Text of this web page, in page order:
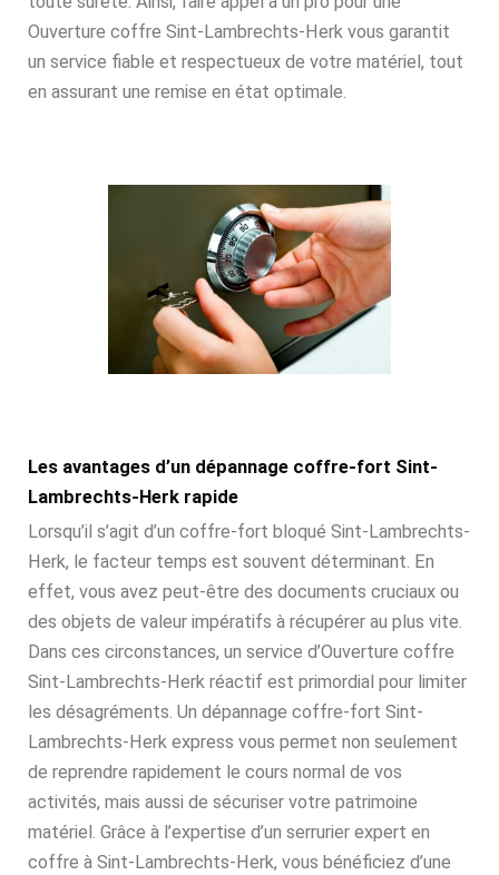
Ouverture coffre Sint-Lambrechts-Herk vous garantit
un service fiable et respectueux de votre matériel, tout
en assurant une remise en état optimale.
Les avantages d’un dépannage coffre-fort Sint-
Lambrechts-Herk rapide
Lorsqu’il s’agit d’un coffre-fort bloqué Sint-Lambrechts-
Herk, le facteur temps est souvent déterminant. En
effet, vous avez peut-être des documents cruciaux ou
des objets de valeur impératifs à récupérer au plus vite.
Dans ces circonstances, un service d’Ouverture coffre
Sint-Lambrechts-Herk réactif est primordial pour limiter
les désagréments. Un dépannage coffre-fort Sint-
Lambrechts-Herk express vous permet non seulement
de reprendre rapidement le cours normal de vos
activités, mais aussi de sécuriser votre patrimoine
matériel. Grâce à l’expertise d’un serrurier expert en
coffre à Sint-Lambrechts-Herk, vous bénéficiez d’une